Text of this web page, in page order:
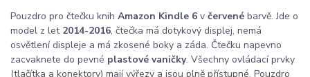
Pouzdro pro čtečku knih Amazon Kindle 6 v červené barvě. Jde o
model z let 2014-2016, čtečka má dotykový displej, nemá
osvětlení displeje a má zkosené boky a záda. Čtečku napevno
zacvaknete do pevné plastové vaničky. Všechny ovládací prvky
(tlačítka a konektory) mají výřezy a jsou plně přístupné. Pouzdro